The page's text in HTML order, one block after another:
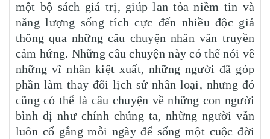
một bộ sách giá trị, giúp lan tỏa niềm tin và
năng lượng sống tích cực đến nhiều độc giả
thông qua những câu chuyện nhân văn truyền
cảm hứng. Những câu chuyện này có thể nói về
những vĩ nhân kiệt xuất, những người đã góp
phần làm thay đổi lịch sử nhân loại, nhưng đó
cũng có thể là câu chuyện về những con người
bình dị như chính chúng ta, những người vẫn
luôn cố gắng mỗi ngày để sống một cuộc đời